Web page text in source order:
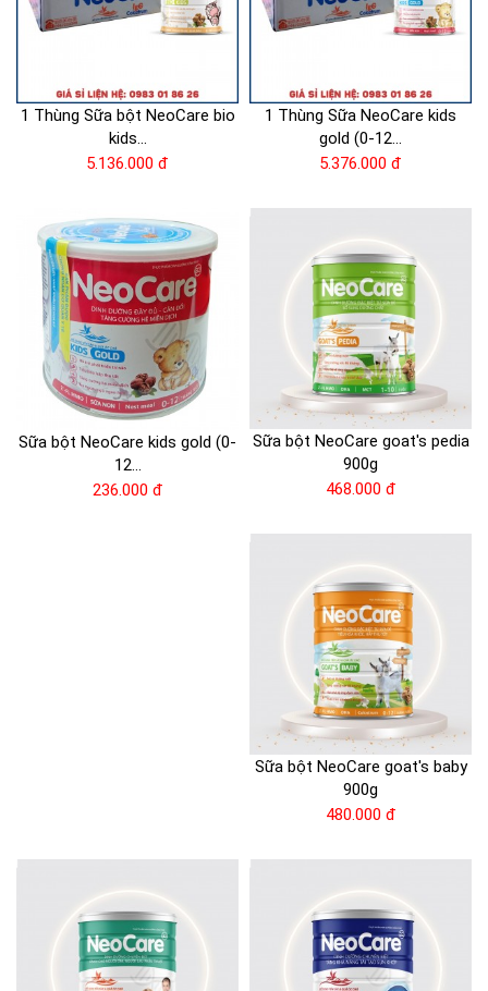
1 Thùng Sữa bột NeoCare bio
kids...
5.136.000 đ
1 Thùng Sữa NeoCare kids
gold (0-12...
5.376.000 đ
Sữa bột NeoCare kids gold (0-
12...
236.000 đ
Sữa bột NeoCare goat's pedia
900g
468.000 đ
Sữa bột NeoCare goat's baby
900g
480.000 đ